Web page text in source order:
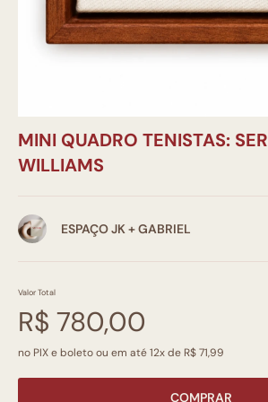
MINI QUADRO TENISTAS:
WILLIAMS
ESPAÇO JK + GABRIEL
Valor Total
R$ 780,00
no PIX e boleto ou em até 12x de R$ 71,99
COMPRAR